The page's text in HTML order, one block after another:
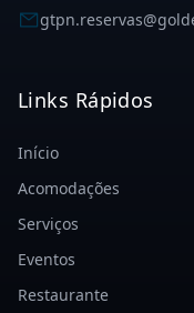
Links Rápidos
Início
Acomodações
Serviços
Eventos
Restaurante